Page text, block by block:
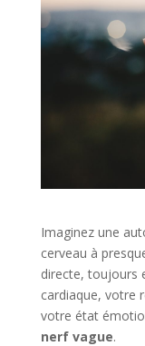
Imaginez une
cerveau à
directe, toujours
cardiaque, votre
votre état
nerf vague.